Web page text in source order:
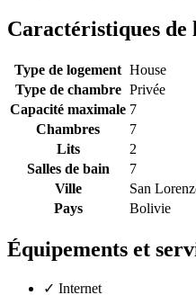
Caractéristiques de
Type de logement House
Type de chambre Privée
Capacité maximale 7
Chambres
7
Lits
2
Salles de bain
7
Ville
San
Pays
Bolivie
Équipements et
✓ Internet